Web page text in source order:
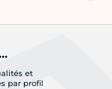
et
par profil